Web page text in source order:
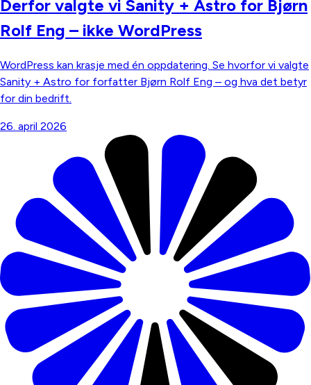
Derfor valgte vi Sanity + Astro for Bjørn
Rolf Eng – ikke WordPress
WordPress kan krasje med én oppdatering. Se hvorfor vi valgte
Sanity + Astro for forfatter Bjørn Rolf Eng – og hva det betyr
for din bedrift.
26. april 2026